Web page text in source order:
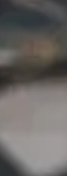
di vitamina
monocalcico
citrico
per
xantana